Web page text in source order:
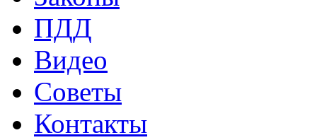
ПДД
Видео
Советы
Контакты